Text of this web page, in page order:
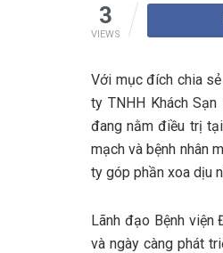
3
VIEWS
Với mục đích chia
ty TNHH Khách
đang nằm điều trị
mạch và bệnh nhân
ty góp phần xoa dịu
Lãnh đạo Bệnh viện
và ngày càng phát